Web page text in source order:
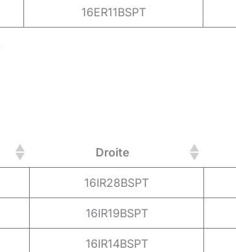
16ER11BSPT
Droite
16IR28BSPT
16IR19BSPT
16IR14BSPT